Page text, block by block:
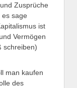
Zusprüche
sage
ist
Vermögen
schreiben)
man kaufen
des